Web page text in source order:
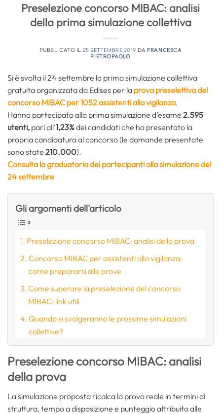
Preselezione concorso MIBAC: analisi
della prima simulazione collettiva
PUBBLICATO IL 25 SETTEMBRE 2019 DA FRANCESCA
PIETROPAOLO
Si è svolta il 24 settembre la prima simulazione collettiva
gratuita organizzata da Edises per la prova preselettiva del
concorso MIBAC per 1052 assistenti alla vigilanza.
Hanno partecipato alla prima simulazione d’esame 2.595
utenti, pari all’1,23%dei candidati che ha presentato la
propria candidatura al concorso (le domande presentate
sono state 210.000).
Consulta la graduatoria dei partecipanti alla simulazione del
24 settembre
Gli argomenti dell'articolo
Preselezione concorso MIBAC: analisi della prova
Concorso MIBAC per assistenti alla vigilanza:
come prepararsi alle prove
Come superare la preselezione del concorso
MIBAC: link utili
Quando si svolgeranno le prossime simulazioni
collettive?
Preselezione concorso MIBAC: analisi
della prova
La simulazione proposta ricalca la prova reale in termini di
struttura, tempo a disposizione e punteggio attribuito alle